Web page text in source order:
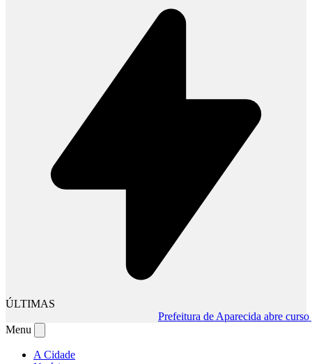
ÚLTIMAS
Prefeitura de Aparecida abre curso
Menu
A Cidade